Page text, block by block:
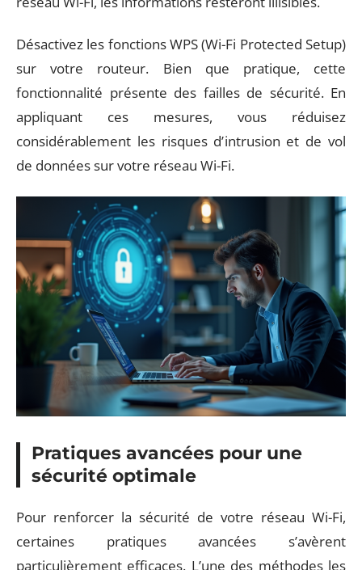
Désactivez les fonctions WPS (Wi-Fi Protected Setup)
sur votre routeur. Bien que pratique, cette
fonctionnalité présente des failles de sécurité. En
appliquant ces mesures, vous réduisez
considérablement les risques d’intrusion et de vol
de données sur votre réseau Wi-Fi.
Pratiques avancées pour une
sécurité optimale
Pour renforcer la sécurité de votre réseau Wi-Fi,
certaines pratiques avancées s’avèrent
particulièrement efficaces. L’une des méthodes les